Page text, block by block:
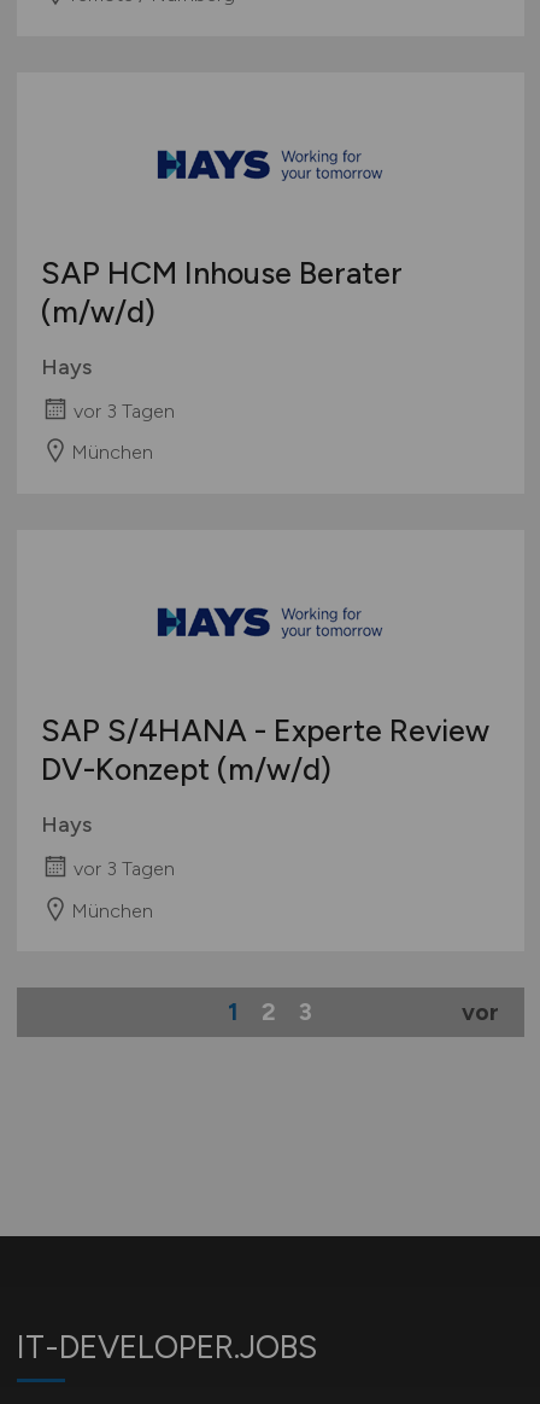
SAP HCM Inhouse Berater
(m/w/d)
Hays
vor 3 Tagen
München
SAP S/4HANA - Experte Review
DV-Konzept (m/w/d)
Hays
vor 3 Tagen
München
1 2 3 vor
IT-DEVELOPER.JOBS